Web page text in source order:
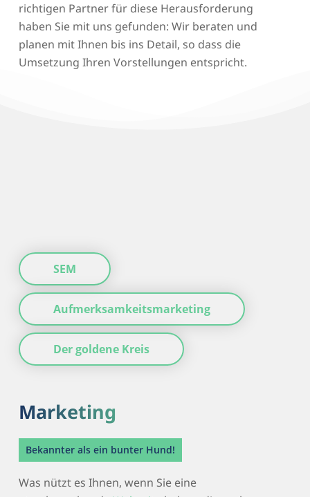
richtigen Partner für diese Herausforderung
haben Sie mit uns gefunden: Wir beraten und
planen mit Ihnen bis ins Detail, so dass die
Umsetzung Ihren Vorstellungen entspricht.
SEM
Aufmerksamkeitsmarketing
Der goldene Kreis
Marketing
Bekannter als ein bunter Hund!
Was nützt es Ihnen, wenn Sie eine